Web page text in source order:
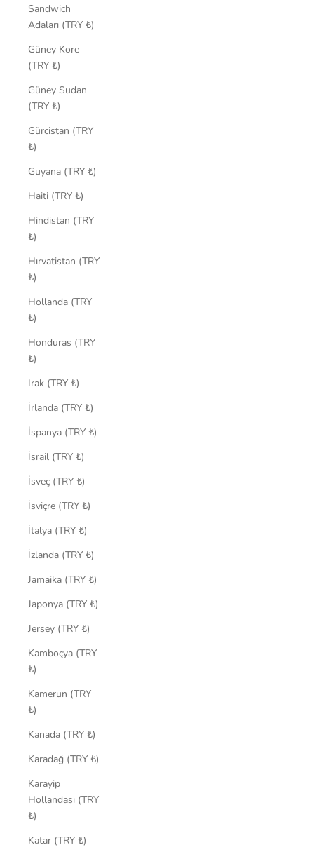
Sandwich
Adaları (TRY ₺)
Güney Kore
(TRY ₺)
Güney Sudan
(TRY ₺)
Gürcistan (TRY
₺)
Guyana (TRY ₺)
Haiti (TRY ₺)
Hindistan (TRY
₺)
Hırvatistan (TRY
₺)
Hollanda (TRY
₺)
Honduras (TRY
₺)
Irak (TRY ₺)
İrlanda (TRY ₺)
İspanya (TRY ₺)
İsrail (TRY ₺)
İsveç (TRY ₺)
İsviçre (TRY ₺)
İtalya (TRY ₺)
İzlanda (TRY ₺)
Jamaika (TRY ₺)
Japonya (TRY ₺)
Jersey (TRY ₺)
Kamboçya (TRY
₺)
Kamerun (TRY
₺)
Kanada (TRY ₺)
Karadağ (TRY ₺)
Karayip
Hollandası (TRY
₺)
Katar (TRY ₺)